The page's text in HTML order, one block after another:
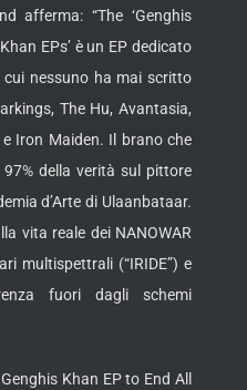
afferma: “The ‘Genghis
EPs’ è un EP dedicato
nessuno ha mai scritto
The Hu, Avantasia,
Iron Maiden. Il brano che
della verità sul pittore
d’Arte di Ulaanbataar.
vita reale dei NANOWAR
multispettrali (“IRIDE”) e
fuori dagli schemi
Khan EP to End All